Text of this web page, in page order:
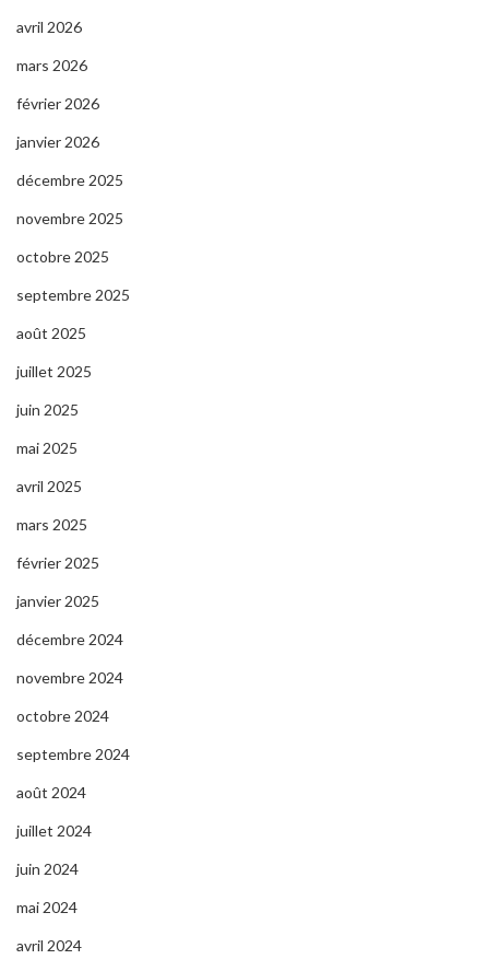
avril 2026
mars 2026
février 2026
janvier 2026
décembre 2025
novembre 2025
octobre 2025
septembre 2025
août 2025
juillet 2025
juin 2025
mai 2025
avril 2025
mars 2025
février 2025
janvier 2025
décembre 2024
novembre 2024
octobre 2024
septembre 2024
août 2024
juillet 2024
juin 2024
mai 2024
avril 2024